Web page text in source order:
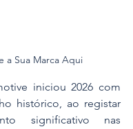
a Sua Marca Aqui
iniciou 2026 com
histórico, ao registar
significativo nas